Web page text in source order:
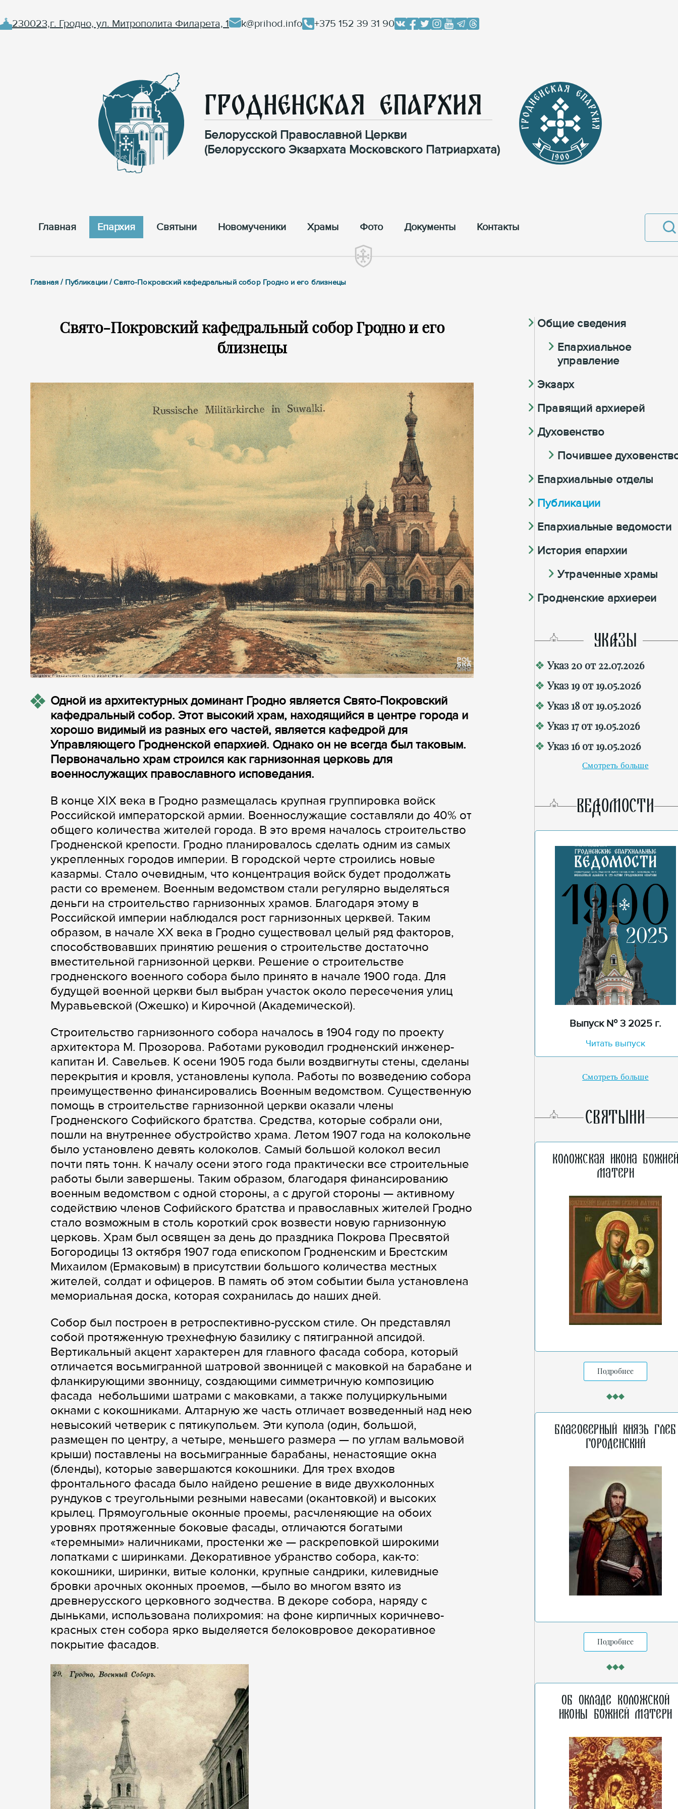
230023,г. Гродно, ул. Митрополита Филарета, 1 k@prihod.info +375 152 39 31 90
Гродненская Епархия
Белорусской Православной Церкви
(Белорусского Экзархата Московского Патриархата)
Главная Епархия Cвятыни Новомученики Храмы Фото Документы Контакты
Главная / Публикации / Свято-Покровский кафедральный собор Гродно и его близнецы
Свято-Покровский кафедральный собор Гродно и его
близнецы
Одной из архитектурных доминант Гродно является Свято-Покровский
кафедральный собор. Этот высокий храм, находящийся в центре города и
хорошо видимый из разных его частей, является кафедрой для
Управляющего Гродненской епархией. Однако он не всегда был таковым.
Первоначально храм строился как гарнизонная церковь для
военнослужащих православного исповедания.
В конце XIX века в Гродно размещалась крупная группировка войск
Российской императорской армии. Военнослужащие составляли до 40% от
общего количества жителей города. В это время началось строительство
Гродненской крепости. Гродно планировалось сделать одним из самых
укрепленных городов империи. В городской черте строились новые
казармы. Стало очевидным, что концентрация войск будет продолжать
расти со временем. Военным ведомством стали регулярно выделяться
деньги на строительство гарнизонных храмов. Благодаря этому в
Российской империи наблюдался рост гарнизонных церквей. Таким
образом, в начале ХХ века в Гродно существовал целый ряд факторов,
способствовавших принятию решения о строительстве достаточно
вместительной гарнизонной церкви. Решение о строительстве
гродненского военного собора было принято в начале 1900 года. Для
будущей военной церкви был выбран участок около пересечения улиц
Муравьевской (Ожешко) и Кирочной (Академической).
Строительство гарнизонного собора началось в 1904 году по проекту
архитектора М. Прозорова. Работами руководил гродненский инженер-
капитан И. Савельев. К осени 1905 года были воздвигнуты стены, сделаны
перекрытия и кровля, установлены купола. Работы по возведению собора
преимущественно финансировались Военным ведомством. Существенную
помощь в строительстве гарнизонной церкви оказали члены
Гродненского Софийского братства. Средства, которые собрали они,
пошли на внутреннее обустройство храма. Летом 1907 года на колокольне
было установлено девять колоколов. Самый большой колокол весил
почти пять тонн. К началу осени этого года практически все строительные
работы были завершены. Таким образом, благодаря финансированию
военным ведомством с одной стороны, а с другой стороны — активному
содействию членов Софийского братства и православных жителей Гродно
стало возможным в столь короткий срок возвести новую гарнизонную
церковь. Храм был освящен за день до праздника Покрова Пресвятой
Богородицы 13 октября 1907 года епископом Гродненским и Брестским
Михаилом (Ермаковым) в присутствии большого количества местных
жителей, солдат и офицеров. В память об этом событии была установлена
мемориальная доска, которая сохранилась до наших дней.
Собор был построен в ретроспективно-русском стиле. Он представлял
собой протяженную трехнефную базилику с пятигранной апсидой.
Вертикальный акцент характерен для главного фасада собора, который
отличается восьмигранной шатровой звонницей с маковкой на барабане и
фланкирующими звонницу, создающими симметричную композицию
фасада небольшими шатрами с маковками, а также полуциркульными
окнами с кокошниками. Алтарную же часть отличает возведенный над нею
невысокий четверик с пятикупольем. Эти купола (один, большой,
размещен по центру, а четыре, меньшего размера — по углам вальмовой
крыши) поставлены на восьмигранные барабаны, ненастоящие окна
(бленды), которые завершаются кокошники. Для трех входов
фронтального фасада было найдено решение в виде двухколонных
рундуков с треугольными резными навесами (окантовкой) и высоких
крылец. Прямоугольные оконные проемы, расчленяющие на обоих
уровнях протяженные боковые фасады, отличаются богатыми
«теремными» наличниками, простенки же — раскреповкой широкими
лопатками с ширинками. Декоративное убранство собора, как-то:
кокошники, ширинки, витые колонки, крупные сандрики, килевидные
бровки арочных оконных проемов, —было во многом взято из
древнерусского церковного зодчества. В декоре собора, наряду с
дыньками, использована полихромия: на фоне кирпичных коричнево-
красных стен собора ярко выделяется белоковровое декоративное
покрытие фасадов.
Общие сведения
Eпархиальное
управление
Экзарх
Правящий архиерей
Духовенство
Почившее
Епархиальные отделы
Публикации
Епархиальные ведомости
История епархии
Утраченные храмы
Гродненские архиереи
УКАЗЫ
Указ 20 от 22.07.2026
Указ 19 от 19.05.2026
Указ 18 от 19.05.2026
Указ 17 от 19.05.2026
Указ 16 от 19.05.2026
Смотреть больше
ВЕДОМОСТИ
Выпуск № 3 2025 г.
Читать выпуск
Смотреть больше
СВЯТЫНИ
Коложская икона
Матери
Подробнее
Благоверный князь Глеб
Городенский
Подробнее
Об окладе Коложской
иконы Божией Матери